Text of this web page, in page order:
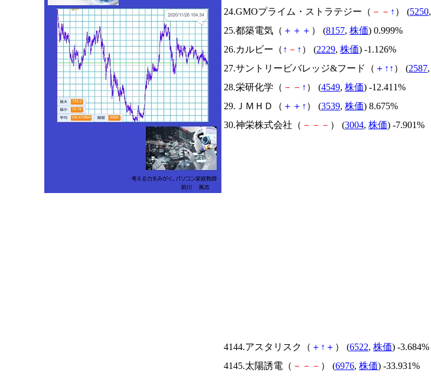
24.GMOプライム・ストラテジー（ － － ↑ ） (5250,
25.都築電気（ ＋ ＋ ＋ ） (8157, 株価) 0.999%
26.カルビー（ ↑ － ↑ ） (2229, 株価) -1.126%
27.サントリービバレッジ&フード（ ＋ ↑ ↑ ） (2587,
28.栄研化学（ － － ↑ ） (4549, 株価) -12.411%
29.ＪＭＨＤ（ ＋ ＋ ↑ ） (3539, 株価) 8.675%
30.神栄株式会社（ － － － ） (3004, 株価) -7.901%
4144.アスタリスク（ ＋ ↑ ＋ ） (6522, 株価) -3.684%
4145.太陽誘電（ － － － ） (6976, 株価) -33.931%